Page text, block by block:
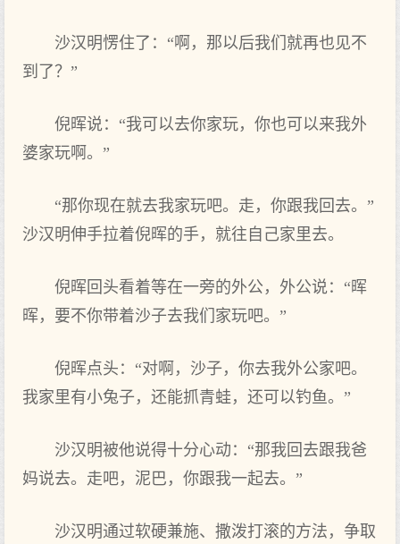
沙汉明愣住了：“啊，那以后我们就再也见不
到了？”
倪晖说：“我可以去你家玩，你也可以来我外
婆家玩啊。”
“那你现在就去我家玩吧。走，你跟我回去。”
沙汉明伸手拉着倪晖的手，就往自己家里去。
倪晖回头看着等在一旁的外公，外公说：“晖
晖，要不你带着沙子去我们家玩吧。”
倪晖点头：“对啊，沙子，你去我外公家吧。
我家里有小兔子，还能抓青蛙，还可以钓鱼。”
沙汉明被他说得十分心动：“那我回去跟我爸
妈说去。走吧，泥巴，你跟我一起去。”
沙汉明通过软硬兼施、撒泼打滚的方法，争取